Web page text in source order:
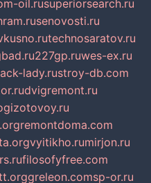
oil.rusuperiorsearch.ru
senovosti.ru
technosaratov.ru
227gp.ruwes-ex.ru
lady.rustroy-db.com
dvigremont.ru
remontdoma.com
vyitikho.rumirjon.ru
filosofyfree.com
greleon.comsp-or.ru